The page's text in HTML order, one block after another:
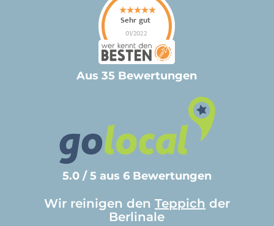
Aus 35 Bewertungen
5.0 / 5 aus 6 Bewertungen
Wir reinigen den Teppich der
Berlinale